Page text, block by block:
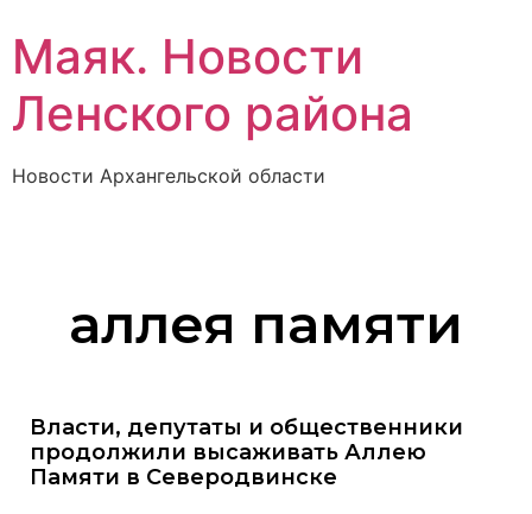
Маяк. Новости
Ленского района
Новости Архангельской области
аллея памяти
Власти, депутаты и общественники
продолжили высаживать Аллею
Памяти в Северодвинске